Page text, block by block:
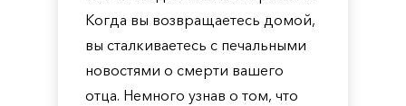
Когда вы возвращаетесь домой,
вы сталкиваетесь с печальными
новостями о смерти вашего
отца. Немного узнав о том, что